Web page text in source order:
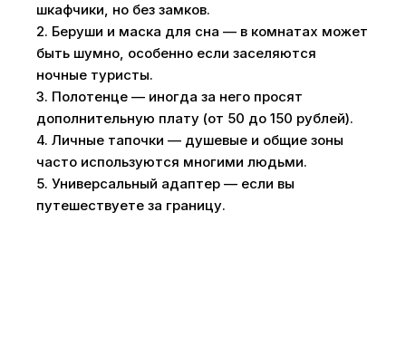
шкафчики, но без замков.
2. Беруши и маска для сна — в комнатах может
быть шумно, особенно если заселяются
ночные туристы.
3. Полотенце — иногда за него просят
дополнительную плату (от 50 до 150 рублей).
4. Личные тапочки — душевые и общие зоны
часто используются многими людьми.
5. Универсальный адаптер — если вы
путешествуете за границу.